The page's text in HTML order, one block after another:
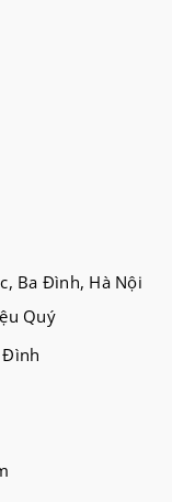
Ba Đình, Hà Nội
Quý
Đình